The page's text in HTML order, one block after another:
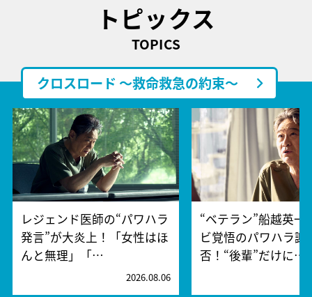
トピックス
TOPICS
クロスロード ～救命救急の約束～
レジェンド医師の“パワハラ
発言”が大炎上！「女性はほ
んと無理」「…
2026.08.06
“ベテラン”船越英一
ビ覚悟のパワハラ謝
否！“後輩”だけに…